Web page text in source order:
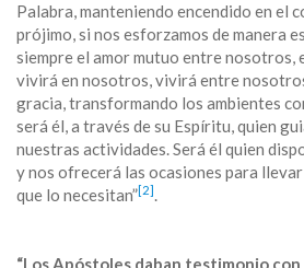
Palabra, manteniendo encendido en el
prójimo, si nos esforzamos de manera
siempre el amor mutuo entre nosotros,
vivirá en nosotros, vivirá entre
gracia, transformando los ambientes
será él, a través de su Espíritu, quien
nuestras actividades. Será él quien
y nos ofrecerá las ocasiones para
que lo necesitan”[2].
“Los Apóstoles daban testimonio